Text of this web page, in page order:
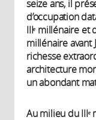
seize ans, il
d’occupation
IIIᵉ millénaire et
millénaire avant
richesse
architecture
un abondant
Au milieu du IIIᵉ